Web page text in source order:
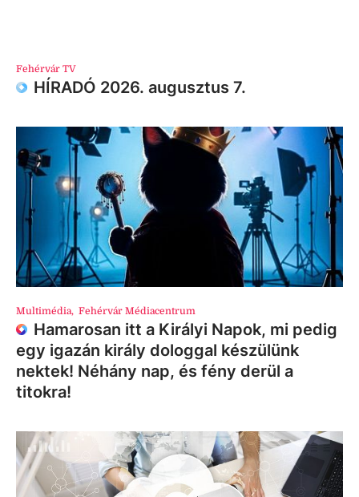
Fehérvár TV
HÍRADÓ 2026. augusztus 7.
Multimédia, Fehérvár Médiacentrum
Hamarosan itt a Királyi Napok, mi pedig
egy igazán király dologgal készülünk
nektek! Néhány nap, és fény derül a
titokra!